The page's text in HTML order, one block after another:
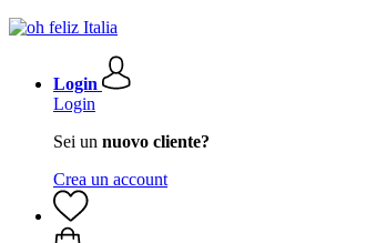
Login
Login
Sei un nuovo cliente?
Crea un account